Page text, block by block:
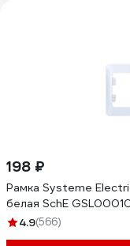
198 ₽
Рамка Systeme
белая SchE
4.9(566)